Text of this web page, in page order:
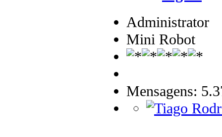
Administrator
Mini Robot
Mensagens: